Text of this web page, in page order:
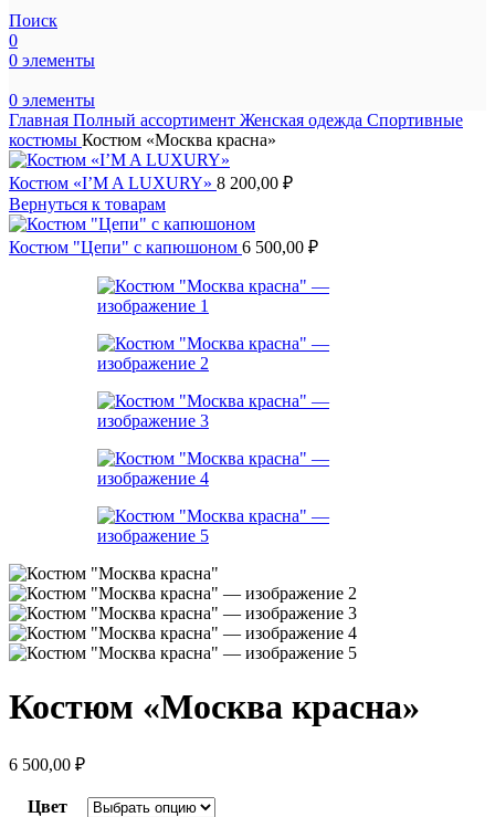
Поиск
0
0 элементы
0 элементы
Главная Полный ассортимент Женская одежда Спортивные
костюмы Костюм «Москва красна»
Костюм «I’M A LUXURY» 8 200,00 ₽
Вернуться к товарам
Костюм "Цепи" с капюшоном 6 500,00 ₽
Костюм «Москва красна»
6 500,00 ₽
Цвет